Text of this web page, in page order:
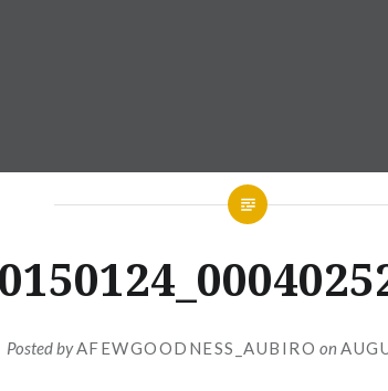
Posted byAFEWGOODNESS_AUBIRO on